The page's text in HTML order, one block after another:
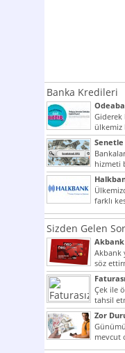
Banka Kredileri
8444
Giderek
ülkemiz
giriş
Senetle
hizmeti
farklı
Sizden Gelen
Akbank
söz
Çek ile
tahsil
şekilde...
Zor
mevcut
dahi